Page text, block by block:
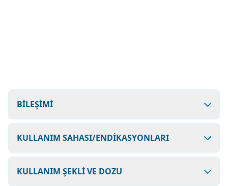
BİLEŞİMİ
KULLANIM SAHASI/ENDİKASYONLARI
KULLANIM ŞEKLİ VE DOZU